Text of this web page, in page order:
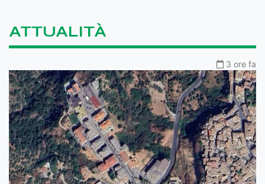
ATTUALITÀ
3 ore fa